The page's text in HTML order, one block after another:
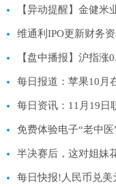
【盘中播报】沪指涨
每日报道：苹果10月
每日资讯：11月19日
半决赛后，这对姐妹
每日快报!人民币兑美